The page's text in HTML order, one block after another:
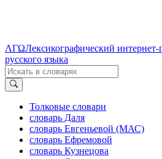
ΛΓΩЛексикографический
русского языка
Толковые словари
словарь Даля
словарь Евгеньевой (МАС)
словарь Ефремовой
словарь Кузнецова